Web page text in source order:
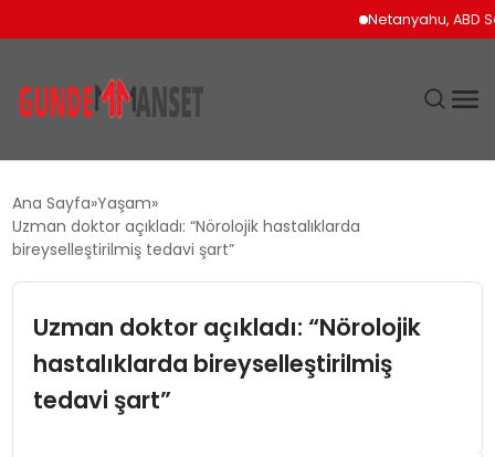
Netanyahu, ABD
DÜNYA
SPOR
TEKNOLOJI
Ana Sayfa Yaşam
Uzman doktor açıkladı: “Nörolojik hastalıklarda
bireyselleştirilmiş tedavi şart”
Uzman doktor açıkladı: “Nörolojik
hastalıklarda bireyselleştirilmiş
tedavi şart”